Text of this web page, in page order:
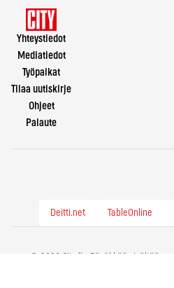
Yhteystiedot
Mediatiedot
Työpaikat
Tilaa uutiskirje
Ohjeet
Palaute
Deitti.net TableOnline